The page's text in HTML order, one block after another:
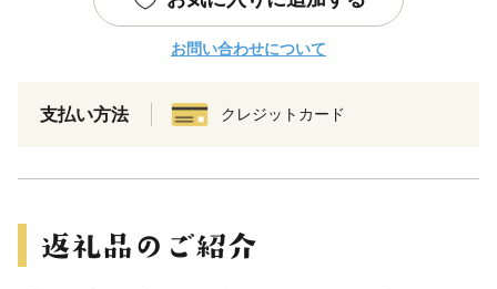
お問い合わせについて
支払い方法 クレジットカード